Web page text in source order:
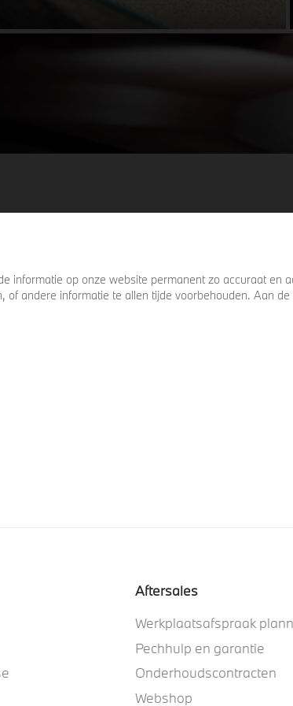
het verschil maken. De details die
zorgen dat u nog één keer omkijkt
informatie op onze website permanent zo accuraat en
andere informatie te allen tijde voorbehouden. Aan
Aftersales
Werkplaatsafspraak
Pechhulp en garantie
Onderhoudscontracten
Webshop